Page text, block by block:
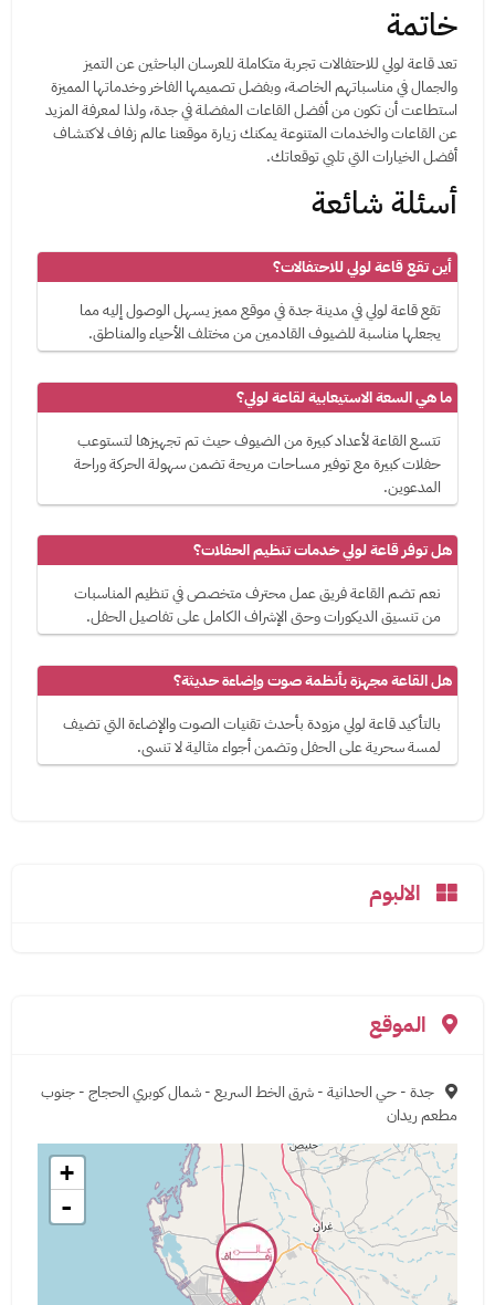
خاتمة
تعد قاعة لولي للاحتفالات تجربة متكاملة للعرسان الباحثين عن التميز
والجمال في مناسباتهم الخاصة، وبفضل تصميمها الفاخر وخدماتها المميزة
استطاعت أن تكون من أفضل القاعات المفضلة في جدة، ولذا لمعرفة المزيد
عن القاعات والخدمات المتنوعة يمكنك زيارة موقعنا عالم زفاف لاكتشاف
أفضل الخيارات التي تلبي توقعاتك.
أسئلة شائعة
أين تقع قاعة لولي للاحتفالات؟
تقع قاعة لولي في مدينة جدة في موقع مميز يسهل الوصول إليه مما
يجعلها مناسبة للضيوف القادمين من مختلف الأحياء والمناطق.
ما هي السعة الاستيعابية لقاعة لولي؟
تتسع القاعة لأعداد كبيرة من الضيوف حيث تم تجهيزها لتستوعب
حفلات كبيرة مع توفير مساحات مريحة تضمن سهولة الحركة وراحة
المدعوين.
هل توفر قاعة لولي خدمات تنظيم الحفلات؟
نعم تضم القاعة فريق عمل محترف متخصص في تنظيم المناسبات
من تنسيق الديكورات وحتى الإشراف الكامل على تفاصيل الحفل.
هل القاعة مجهزة بأنظمة صوت وإضاءة حديثة؟
بالتأكيد قاعة لولي مزودة بأحدث تقنيات الصوت والإضاءة التي تضيف
لمسة سحرية على الحفل وتضمن أجواء مثالية لا تنسى.
الالبوم
الموقع
جدة - حي الحدانية - شرق الخط السريع - شمال كوبري الحجاج - جنوب
مطعم ريدان
+
-